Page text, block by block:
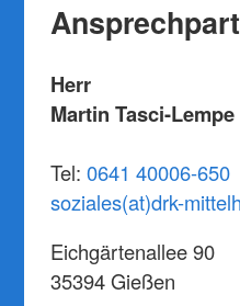
Herr
Martin Tasci-Lempe
Tel:0641 40006-650
soziales(at)drk-
Eichgärtenallee 90
35394 Gießen